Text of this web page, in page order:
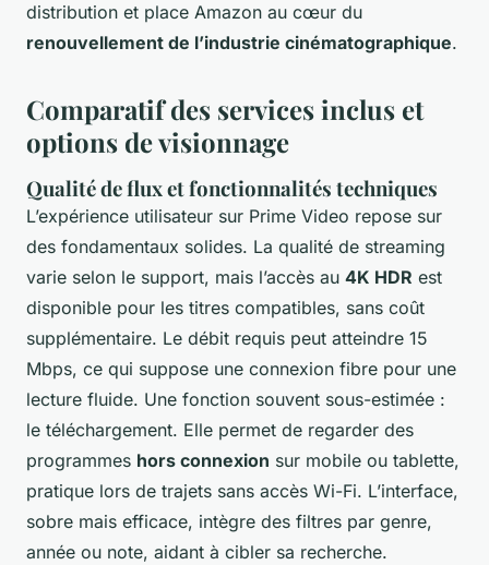
distribution et place Amazon au cœur du
renouvellement de l’industrie cinématographique.
Comparatif des services inclus et
options de visionnage
Qualité de flux et fonctionnalités techniques
L’expérience utilisateur sur Prime Video repose sur
des fondamentaux solides. La qualité de streaming
varie selon le support, mais l’accès au 4K HDR est
disponible pour les titres compatibles, sans coût
supplémentaire. Le débit requis peut atteindre 15
Mbps, ce qui suppose une connexion fibre pour une
lecture fluide. Une fonction souvent sous-estimée :
le téléchargement. Elle permet de regarder des
programmes hors connexion sur mobile ou tablette,
pratique lors de trajets sans accès Wi-Fi. L’interface,
sobre mais efficace, intègre des filtres par genre,
année ou note, aidant à cibler sa recherche.